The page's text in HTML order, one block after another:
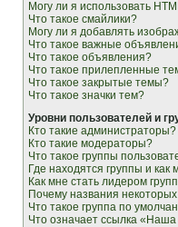
Могу ли я использовать
Что такое смайлики?
Могу ли я добавлять
Что такое важные
Что такое объявления?
Что такое прилепленные
Что такое закрытые темы?
Что такое значки тем?
Уровни пользователей и
Кто такие администраторы?
Кто такие модераторы?
Что такое группы
Где находятся группы и как
Как мне стать лидером
Почему названия
Что такое группа по
Что означает ссылка